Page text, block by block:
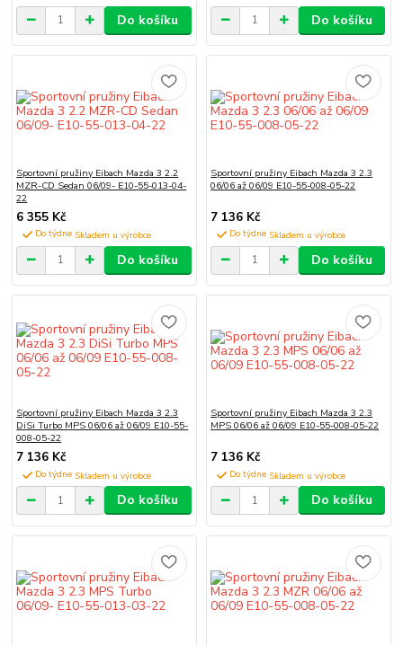
Do košíku Do košíku
Sportovní pružiny Eibach Mazda 3 2.2
MZR-CD Sedan 06/09- E10-55-013-04-
22
6 355 Kč
Do týdne
Do košíku
Sportovní pružiny Eibach Mazda 3 2.3
06/06 až 06/09 E10-55-008-05-22
7 136 Kč
Do týdne
Do košíku
Sportovní pružiny Eibach Mazda 3 2.3
DiSi Turbo MPS 06/06 až 06/09 E10-55-
008-05-22
7 136 Kč
Do týdne
Do košíku
Sportovní pružiny Eibach Mazda 3 2.3
MPS 06/06 až 06/09 E10-55-008-05-22
7 136 Kč
Do týdne
Do košíku